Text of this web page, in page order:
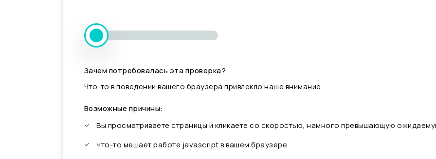
Зачем потребовалась эта проверка?
Что-то в поведении вашего браузера привлекло наше внимание.
Возможные причины:
Вы просматриваете страницы и кликаете со скоростью, намного превышающую
Что-то мешает работе javascript в вашем браузере